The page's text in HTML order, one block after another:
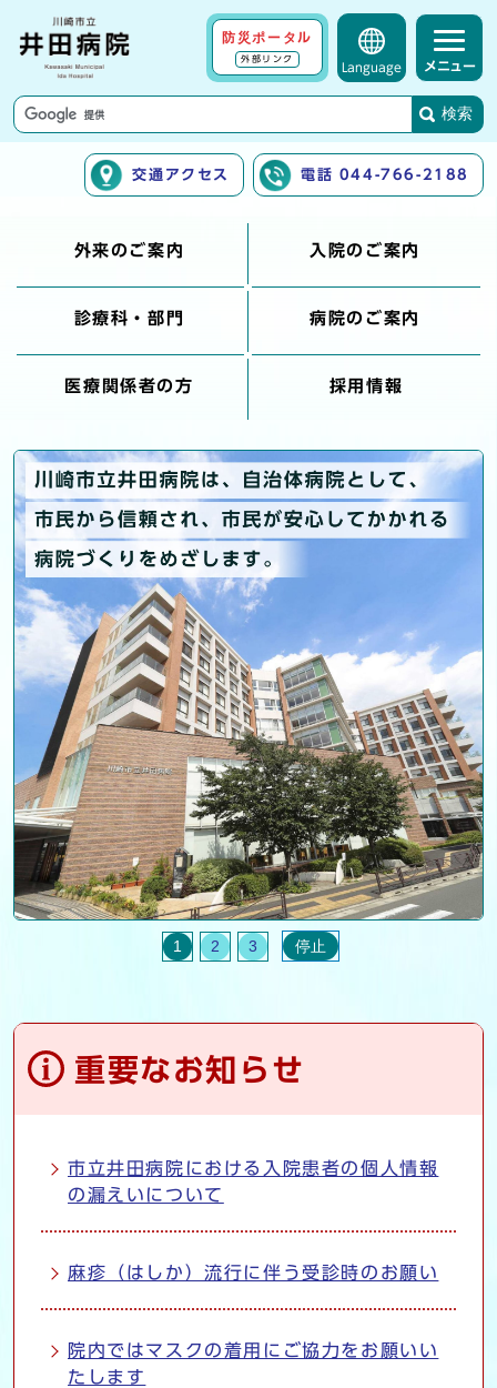
防災ポータル
外部リンク
Language メニュー
検索
交通アクセス 電話 044-766-2188
外来のご案内 入院のご案内
診療科・部門 病院のご案内
医療関係者の方 採用情報
ここから本文です
1 2 3 停止
重要なお知らせ
市立井田病院における入院患者の個人情報
の漏えいについて
麻疹（はしか）流行に伴う受診時のお願い
院内ではマスクの着用にご協力をお願いい
たします